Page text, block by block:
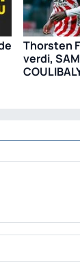
Thorsten
verdi,